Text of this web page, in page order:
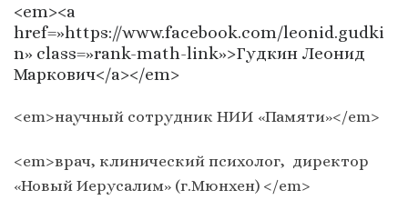
<em><a
href=»https://www.facebook.com/leonid.gudki
n» class=»rank-math-link»>Гудкин Леонид
Маркович</a></em>
<em>научный сотрудник НИИ «Памяти»</em>
<em>врач, клинический психолог, директор
«Новый Иерусалим» (г.Мюнхен) </em>